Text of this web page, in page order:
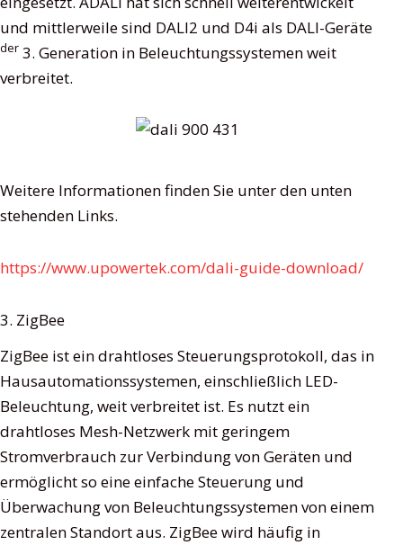
und mittlerweile sind DALI2 und D4i als DALI-Geräte
der 3. Generation in Beleuchtungssystemen weit
verbreitet.
Weitere Informationen finden Sie unter den unten
stehenden Links.
https://www.upowertek.com/dali-guide-download/
3. ZigBee
ZigBee ist ein drahtloses Steuerungsprotokoll, das in
Hausautomationssystemen, einschließlich LED-
Beleuchtung, weit verbreitet ist. Es nutzt ein
drahtloses Mesh-Netzwerk mit geringem
Stromverbrauch zur Verbindung von Geräten und
ermöglicht so eine einfache Steuerung und
Überwachung von Beleuchtungssystemen von einem
zentralen Standort aus. ZigBee wird häufig in